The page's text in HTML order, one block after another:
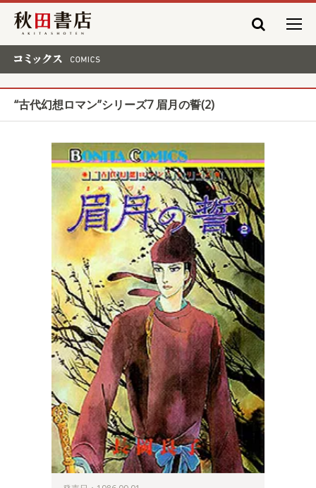
秋田書店
“古代幻想ロマン”シリーズ7 眉月の誓(2)